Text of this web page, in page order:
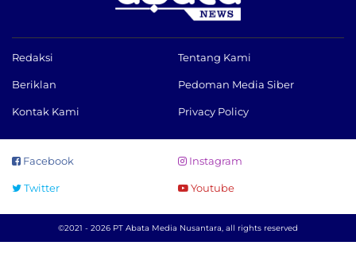
Redaksi Tentang Kami
Beriklan Pedoman Media Siber
Kontak Kami Privacy Policy
Facebook Instagram
Twitter Youtube
©2021 - 2026 PT Abata Media Nusantara, all rights reserved